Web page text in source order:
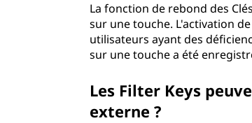
La fonction de rebond des
sur une touche. L'activation
utilisateurs ayant des
sur une touche a été
Les Filter Keys
externe ?